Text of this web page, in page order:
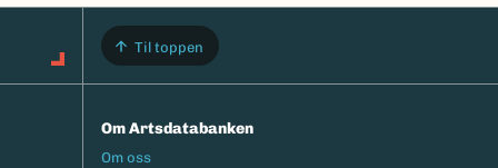
Til toppen
Om Artsdatabanken
Footermeny
Om oss